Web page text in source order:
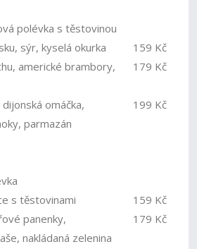
polévka s těstovinou
sýr, kyselá okurka
159 Kč
americké brambory,
179 Kč
omáčka,
parmazán
199 Kč
s těstovinami
159 Kč
panenky,
nakládaná zelenina
179 Kč